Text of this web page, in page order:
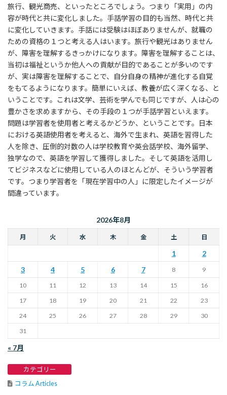
旅行、観光商売、といったところでしょう。つまり「実用」の内
容が時代と共に変化しました。手話学習の目的も当然、時代と共
に変化していきます。手話には受験はほぼありませんが、就職の
ための資格の１つと考える人はいます。旅行や観光はありません
が、障害を理解するきっかけになります。障害を理解することは、
当初は福祉というか他人への貢献が目的であることが多いのです
が、実は障害を理解することで、自分自身の精神が進化する自覚
をもてるようになります。簡単にいえば、教養が広く深くなる、と
いうことです。これは文学、芸術を学んでも同じですが、人は心の
豊かさを求めますから、その手段の１つが手話学習といえます。
問題は学習者を使用者と考えるかどうか、ということです。日本
における英語使用者を考えると、海外で生まれ、英語を習得した
人を除き、圧倒的対数の人は学校教育や英会話学校、海外留学、
独学なので、英語を学習して獲得しました。そして英語を活用し
てビジネスなどに使用している人のほとんどが、そういう学習者
です。つまり学習者を「現在学習中の人」に限定したイメージが
間違っています。
2026年8月
月 火 水 木 金 土 日
1
2
3
4 5 6 7 8 9
10 11 12 13 14 15
16
17
18 19 20 21 22
23
24
25 26 27 28 29
30
31
« 7月
カテゴリー
コラム Articles